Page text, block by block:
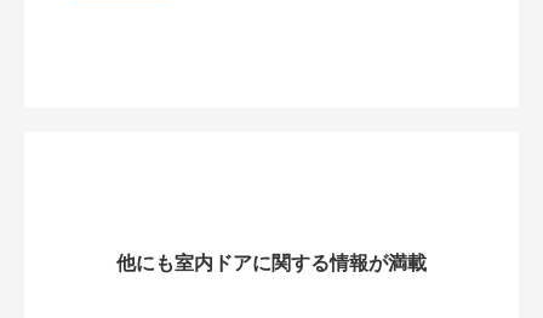
他にも室内ドアに関する情報が満載